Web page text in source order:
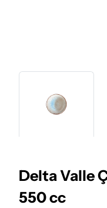
Delta Valle
550 cc